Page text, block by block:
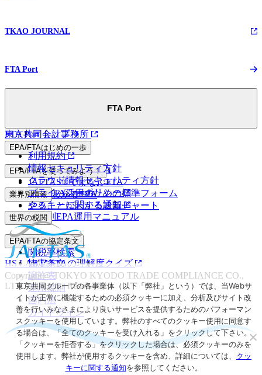
TKAO JOURNAL
FTA Port
FTA Port
FTA Port トップ
EPA/FTAはじめの一歩
マンガでわかるEPA
JAFTAS®でまなぶFTA
5分でわかるEPA
EPA/FTAを使ってみよう！
EPA/FTA活用のための標準フォーム
やることがわかる診断チャート
業界別情報
業界別EPA運用マニュアル
世界の税関
事前教示制度
関税率検索
EPA/FTAの協定条文
協定条文
譲許表
運用規則
国内法
ガイドライン
HS LAB FTAの理解度クイズ
東京共同会計事務所
利用規約
情報セキュリティ方針
クラウド情報セキュリティ方針
プライバシーポリシー
クッキーに関する通知
Copyright@ TOKYO KYODO TRADE COMPLIANCE CO.,
LTD. All Rights Reserved.
東京共同グループの各事業体（以下「弊社」という）では、当Webサ
イトが正常に機能するための必須クッキーに加え、分析及びサイト改
善を行いみなさまにより良いサービスを提供するためのパフォーマン
スクッキーを使用しています。弊社のすべてのクッキー使用に同意す
る場合は、「全てのクッキーを受け入れる」をクリックして下さい。
「クッキーを拒否する」をクリックした場合は、必須クッキーのみを
使用します。弊社が使用するクッキーを含め、詳細については、 クッ
キーに関する通知を参照してください。